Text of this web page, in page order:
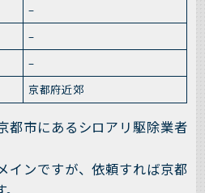
–
–
–
京都府近郊
都市にあるシロアリ駆除業者
インですが、依頼すれば京都